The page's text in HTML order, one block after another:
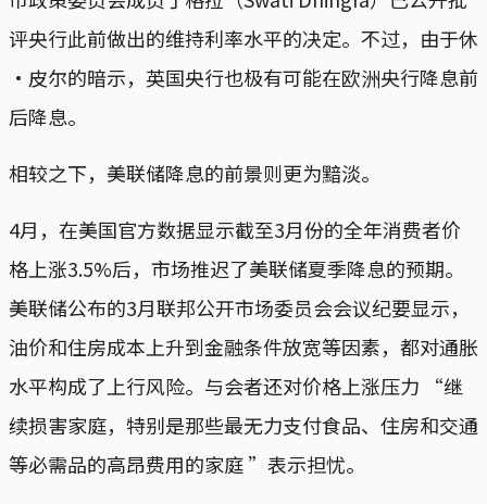
评央行此前做出的维持利率水平的决定。不过，由于休
·皮尔的暗示，英国央行也极有可能在欧洲央行降息前
后降息。
相较之下，美联储降息的前景则更为黯淡。
4月，在美国官方数据显示截至3月份的全年消费者价
格上涨3.5%后，市场推迟了美联储夏季降息的预期。
美联储公布的3月联邦公开市场委员会会议纪要显示，
油价和住房成本上升到金融条件放宽等因素，都对通胀
水平构成了上行风险。与会者还对价格上涨压力 “继
续损害家庭，特别是那些最无力支付食品、住房和交通
等必需品的高昂费用的家庭 ”表示担忧。